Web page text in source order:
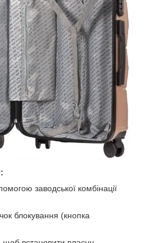
заводської комбінації
блокування (кнопка